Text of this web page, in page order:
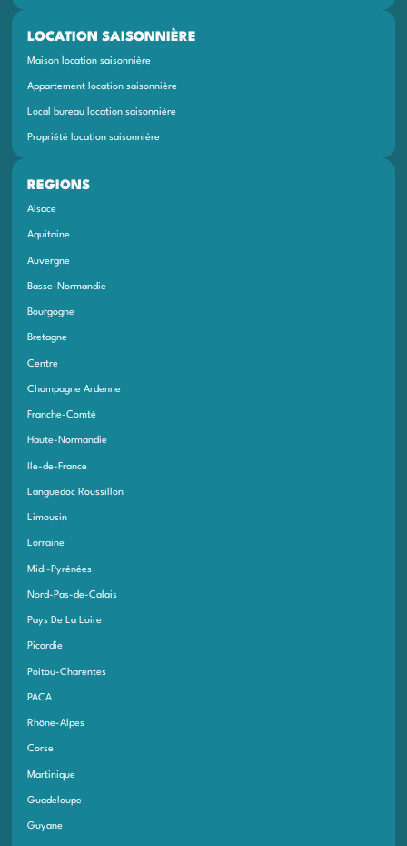
LOCATION SAISONNIÈRE
Maison location saisonnière
Appartement location saisonnière
Local bureau location saisonnière
Propriété location saisonnière
REGIONS
Alsace
Aquitaine
Auvergne
Basse-Normandie
Bourgogne
Bretagne
Centre
Champagne Ardenne
Franche-Comté
Haute-Normandie
Ile-de-France
Languedoc Roussillon
Limousin
Lorraine
Midi-Pyrénées
Nord-Pas-de-Calais
Pays De La Loire
Picardie
Poitou-Charentes
PACA
Rhône-Alpes
Corse
Martinique
Guadeloupe
Guyane